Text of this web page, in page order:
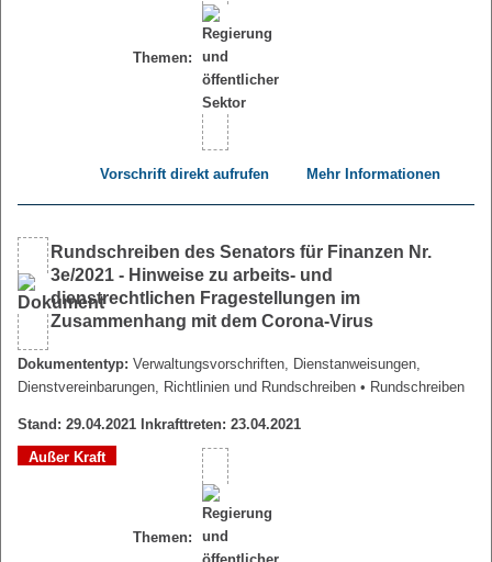
Themen:
Vorschrift direkt aufrufen Mehr Informationen
Rundschreiben des Senators für Finanzen Nr.
3e/2021 - Hinweise zu arbeits- und
dienstrechtlichen Fragestellungen im
Zusammenhang mit dem Corona-Virus
Dokumententyp: Verwaltungsvorschriften, Dienstanweisungen,
Dienstvereinbarungen, Richtlinien und Rundschreiben • Rundschreiben
Stand: 29.04.2021 Inkrafttreten: 23.04.2021
Außer Kraft
Themen: